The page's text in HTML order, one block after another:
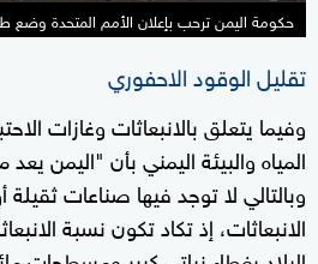
حكومة اليمن ترحب بإعلان الأمم المتحدة وضع
تقليل الوقود الاحفوري
وفيما يتعلق بالانبعاثات وغازات
المياه والبيئة اليمني بأن "اليمن
وبالتالي لا توجد فيها صناعات ثقيلة
الانبعاثات، إذ تكاد تكون نسبة